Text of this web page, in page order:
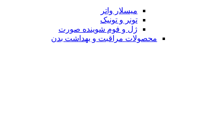
میسلار واتر
تونر و تونیک
ژل و فوم شوینده صورت
محصولات مراقبت و بهداشت بدن